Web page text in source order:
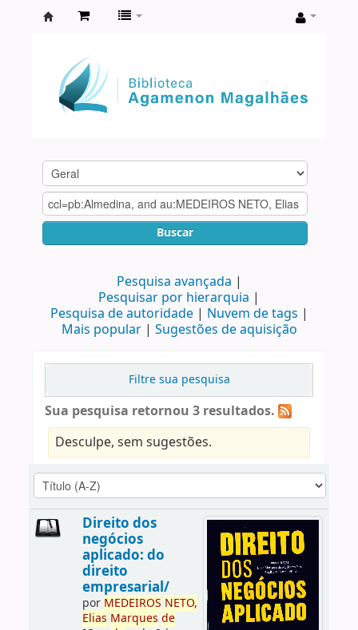
Agamenon
Magalhães
Buscar
Pesquisa avançada
Pesquisar por hierarquia
Pesquisa de autoridade
Nuvem de tags
Mais popular
Sugestões de aquisição
Filtre sua pesquisa
Sua pesquisa retornou 3 resultados.
Desculpe, sem sugestões.
Direito dos
negócios
aplicado: do
direito
empresarial/
por MEDEIROS NETO,
Elias Marques de